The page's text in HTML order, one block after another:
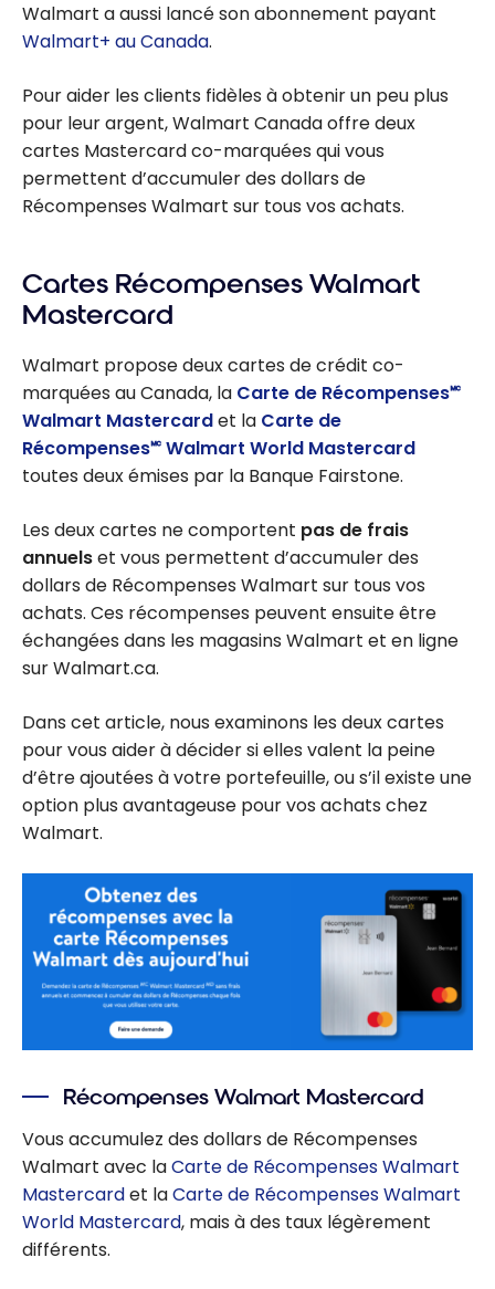
Walmart a aussi lancé son abonnement payant
Walmart+ au Canada.
Pour aider les clients fidèles à obtenir un peu plus
pour leur argent, Walmart Canada offre deux
cartes Mastercard co-marquées qui vous
permettent d’accumuler des dollars de
Récompenses Walmart sur tous vos achats.
Cartes Récompenses Walmart
Mastercard
Walmart propose deux cartes de crédit co-
marquées au Canada, la Carte de Récompenses🅪
Walmart Mastercardet la Carte de
Récompenses🅪 Walmart World Mastercard
toutes deux émises par la Banque Fairstone.
Les deux cartes ne comportent pas de frais
annuelset vous permettent d’accumuler des
dollars de Récompenses Walmart sur tous vos
achats. Ces récompenses peuvent ensuite être
échangées dans les magasins Walmart et en ligne
sur Walmart.ca.
Dans cet article, nous examinons les deux cartes
pour vous aider à décider si elles valent la peine
d’être ajoutées à votre portefeuille, ou s’il existe une
option plus avantageuse pour vos achats chez
Walmart.
Récompenses Walmart Mastercard
Vous accumulez des dollars de Récompenses
Walmart avec laCarte de Récompenses Walmart
Mastercardet laCarte de Récompenses Walmart
World Mastercard, mais à des taux légèrement
différents.